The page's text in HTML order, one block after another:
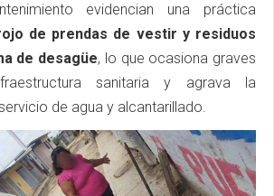
evidencian una práctica
de prendas de vestir y residuos
de desagüe, lo que ocasiona graves
sanitaria y agrava la
de agua y alcantarillado.